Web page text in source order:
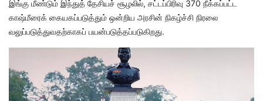
இங்கு மீண்டும் இந்துத் தேசியச் சூழலில், சட்டப்பிரிவு 370 நீக்கப்பட்ட
காஷ்மீரைக் கையகப்படுத்தும் ஒன்றிய அரசின் நிகழ்ச்சி நிரலை
வலுப்படுத்துவதற்காகப் பயன்படுத்தப்படுகிறது.